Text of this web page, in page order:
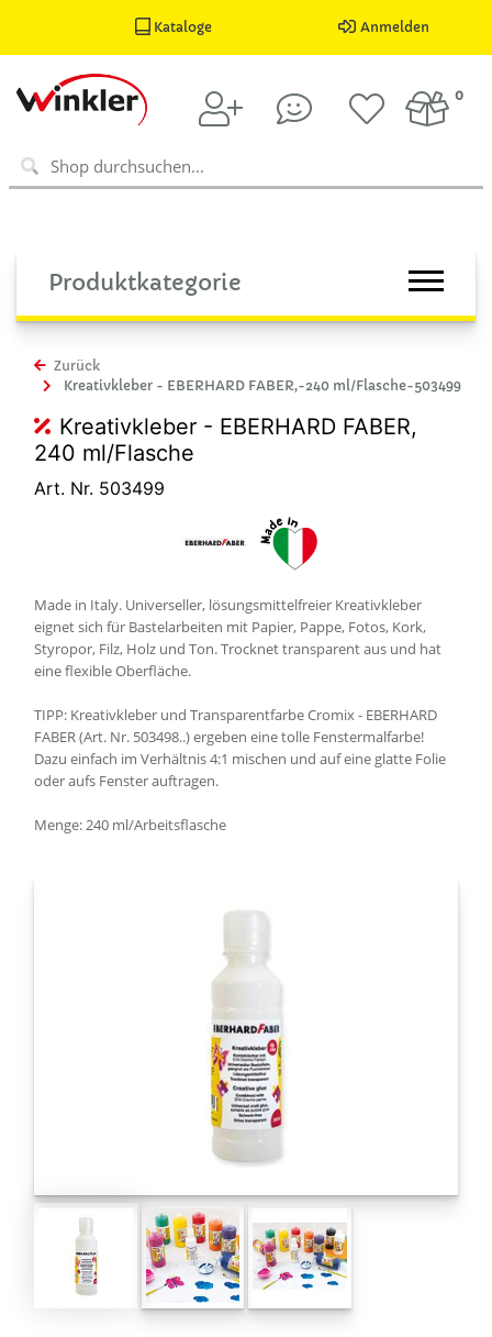
Kataloge Anmelden
0
Produktkategorie
Zurück
Kreativkleber - EBERHARD FABER,-240 ml/Flasche-503499
Kreativkleber - EBERHARD FABER,
240 ml/Flasche
Art. Nr. 503499
Made in Italy. Universeller, lösungsmittelfreier Kreativkleber
eignet sich für Bastelarbeiten mit Papier, Pappe, Fotos, Kork,
Styropor, Filz, Holz und Ton. Trocknet transparent aus und hat
eine flexible Oberfläche.
TIPP: Kreativkleber und Transparentfarbe Cromix - EBERHARD
FABER (Art. Nr. 503498..) ergeben eine tolle Fenstermalfarbe!
Dazu einfach im Verhältnis 4:1 mischen und auf eine glatte Folie
oder aufs Fenster auftragen.
Menge: 240 ml/Arbeitsflasche